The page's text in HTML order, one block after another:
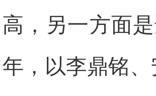
高，另一方面
年，以李鼎铭